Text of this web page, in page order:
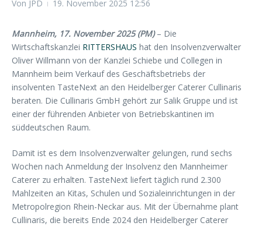
Von JPD 19. November 2025 12:56
Mannheim, 17. November 2025 (PM)– Die
Wirtschaftskanzlei RITTERSHAUS hat den Insolvenzverwalter
Oliver Willmann von der Kanzlei Schiebe und Collegen in
Mannheim beim Verkauf des Geschäftsbetriebs der
insolventen TasteNext an den Heidelberger Caterer Cullinaris
beraten. Die Cullinaris GmbH gehört zur Salik Gruppe und ist
einer der führenden Anbieter von Betriebskantinen im
süddeutschen Raum.
Damit ist es dem Insolvenzverwalter gelungen, rund sechs
Wochen nach Anmeldung der Insolvenz den Mannheimer
Caterer zu erhalten. TasteNext liefert täglich rund 2.300
Mahlzeiten an Kitas, Schulen und Sozialeinrichtungen in der
Metropolregion Rhein-Neckar aus. Mit der Übernahme plant
Cullinaris, die bereits Ende 2024 den Heidelberger Caterer